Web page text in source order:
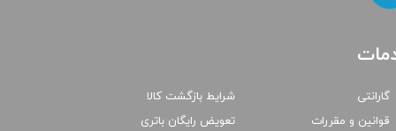
گارانتی
قوانین و مقررات
شرایط بازگشت کالا
تعویض رایگان باتری